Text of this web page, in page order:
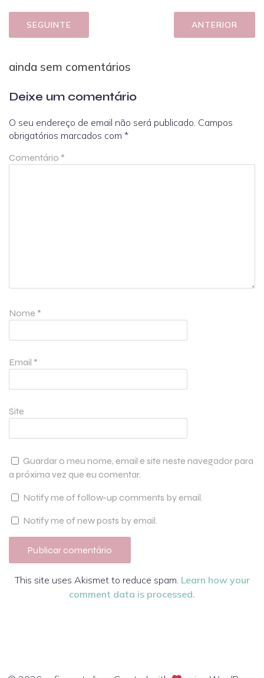
SEGUINTE ANTERIOR
ainda sem comentários
Deixe um comentário
O seu endereço de email não será publicado. Campos
obrigatórios marcados com *
Comentário *
Nome *
Email *
Site
Guardar o meu nome, email e site neste navegador para
a próxima vez que eu comentar.
Notify me of follow-up comments by email.
Notify me of new posts by email.
This site uses Akismet to reduce spam. Learn how your
comment data is processed.